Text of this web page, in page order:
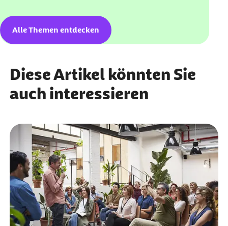
Alle Themen entdecken
Diese Artikel könnten Sie
auch interessieren